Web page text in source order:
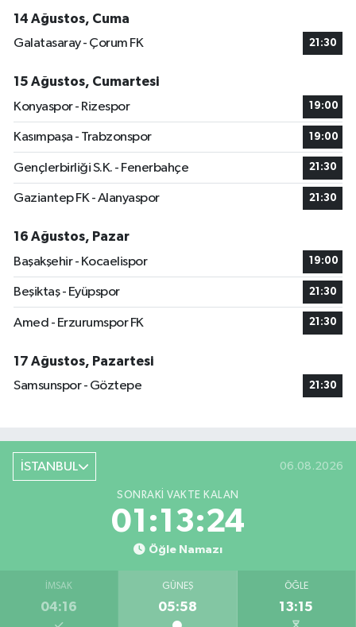
14 Ağustos, Cuma
Galatasaray - Çorum FK
21:30
15 Ağustos, Cumartesi
Konyaspor - Rizespor
19:00
Kasımpaşa - Trabzonspor 19:00
Gençlerbirliği S.K. - Fenerbahçe 21:30
Gaziantep FK - Alanyaspor 21:30
16 Ağustos, Pazar
Başakşehir - Kocaelispor
19:00
Beşiktaş - Eyüpspor 21:30
Amed - Erzurumspor FK 21:30
17 Ağustos, Pazartesi
Samsunspor - Göztepe
21:30
İSTANBUL 06.08.2026
SONRAKI VAKTE KALAN
01:13:23
Öğle Namazı
İMSAK
04:16
GÜNEŞ
05:58
ÖĞLE
13:15